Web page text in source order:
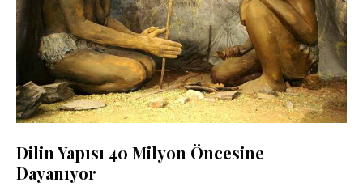
Dilin Yapısı 40 Milyon Öncesine
Dayanıyor